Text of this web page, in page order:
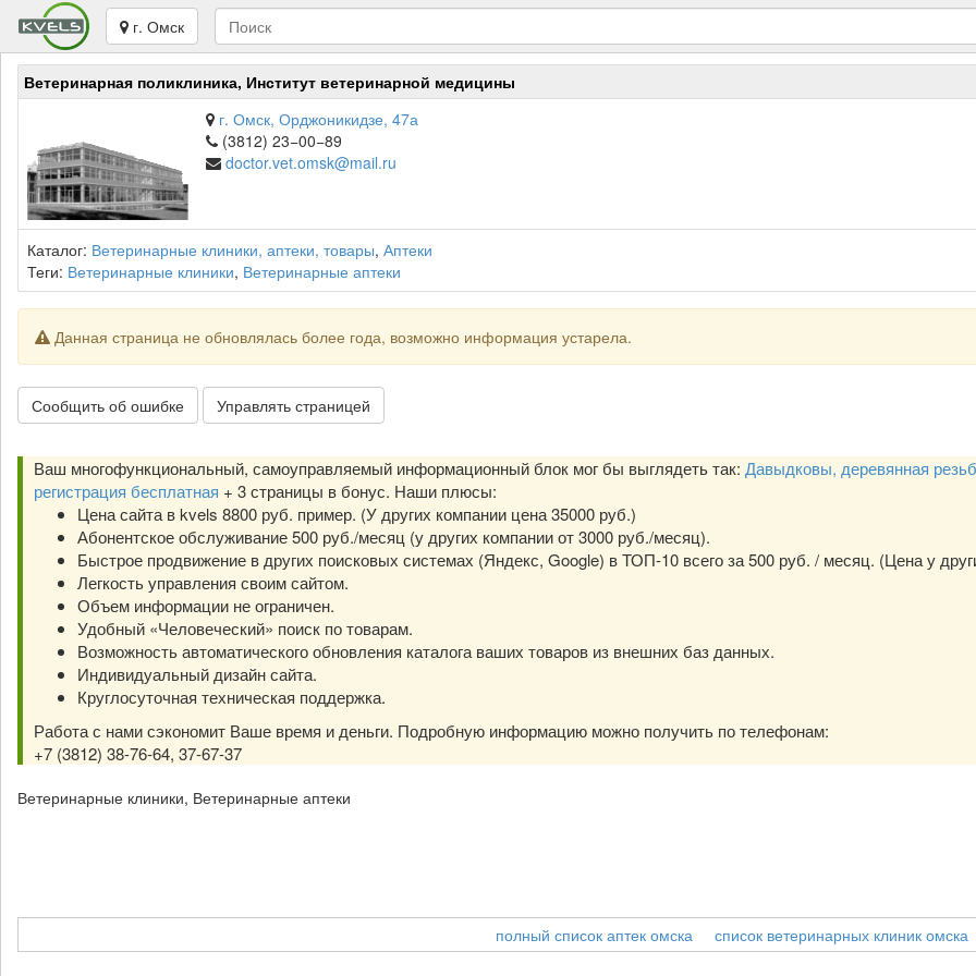
г. Омск
Ветеринарная поликлиника, Институт ветеринарной медицины
г. Омск, Орджоникидзе, 47а
(3812) 23−00−89
doctor.vet.omsk@mail.ru
Каталог: Ветеринарные клиники, аптеки, товары, Аптеки
Теги: Ветеринарные клиники, Ветеринарные аптеки
Данная страница не обновлялась более года, возможно информация устарела.
Сообщить об ошибке Управлять страницей
Ваш многофункциональный, самоуправляемый информационный блок мог бы выглядеть так: Давыдковы, деревянная
регистрация бесплатная + 3 страницы в бонус. Наши плюсы:
Цена сайта в kvels 8800 руб. пример. (У других компании цена 35000 руб.)
Абонентское обслуживание 500 руб./месяц (у других компании от 3000 руб./месяц).
Быстрое продвижение в других поисковых системах (Яндекс, Google) в ТОП-10 всего за 500 руб. / месяц. (Цена у
Легкость управления своим сайтом.
Объем информации не ограничен.
Удобный «Человеческий» поиск по товарам.
Возможность автоматического обновления каталога ваших товаров из внешних баз данных.
Индивидуальный дизайн сайта.
Круглосуточная техническая поддержка.
Работа с нами сэкономит Ваше время и деньги. Подробную информацию можно получить по телефонам:
+7 (3812) 38-76-64, 37-67-37
Ветеринарные клиники, Ветеринарные аптеки
полный список аптек омска список ветеринарных клиник омска